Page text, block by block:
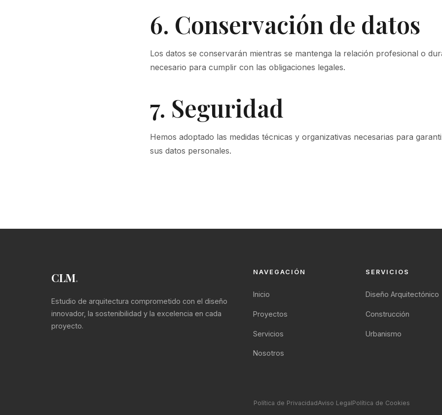
6. Conservación de datos
Los datos se conservarán mientras se mantenga la relación profesional o
necesario para cumplir con las obligaciones legales.
7. Seguridad
Hemos adoptado las medidas técnicas y organizativas necesarias para
sus datos personales.
CLM.
Estudio de arquitectura comprometido con el diseño
innovador, la sostenibilidad y la excelencia en cada
proyecto.
NAVEGACIÓN
Inicio
Proyectos
Servicios
Nosotros
SERVICIOS
Diseño Arquitectónico
Construcción
Urbanismo
Política de PrivacidadAviso LegalPolítica de Cookies